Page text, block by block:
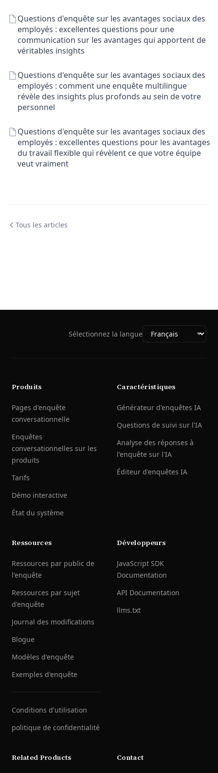
Questions d'enquête sur les avantages sociaux des
employés : excellentes questions pour une
communication sur les avantages qui apportent de
véritables insights
Questions d'enquête sur les avantages sociaux des
employés : comment une enquête multilingue
révèle des insights plus profonds au sein de votre
personnel
Questions d'enquête sur les avantages sociaux des
employés : excellentes questions pour les avantages
du travail flexible qui révèlent ce que votre équipe
veut vraiment
Tous les articles
Sélectionnez la langue
Produits
Pages d'enquête
conversationnelle
Enquêtes
conversationnelles sur les
produits
Tarifs
Démo interactive
État du système
Caractéristiques
Générateur d'enquêtes IA
Questions de suivi sur l'IA
Analyse des réponses à
l'enquête sur l'IA
Éditeur d'enquêtes IA
Ressources
Ressources par public de
l'enquête
Ressources par sujet
d'enquête
Journal des modifications
Blogue
Modèles d'enquête
Exemples d'enquête
Conditions d'utilisation
politique de confidentialité
Développeurs
JavaScript SDK
Documentation
API Documentation
llms.txt
Related Products Contact